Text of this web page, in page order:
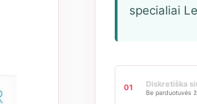
specialiai
01 Diskretiška
Be parduotuvės